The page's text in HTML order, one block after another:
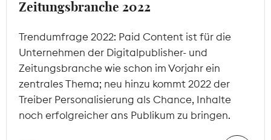
Zeitungsbranche 2022
Trendumfrage 2022: Paid Content ist für die
Unternehmen der Digitalpublisher- und
Zeitungsbranche wie schon im Vorjahr ein
zentrales Thema; neu hinzu kommt 2022 der
Treiber Personalisierung als Chance, Inhalte
noch erfolgreicher ans Publikum zu bringen.